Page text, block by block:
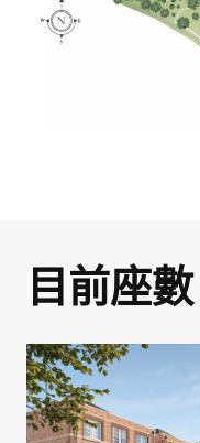
望這個系列對
一步了解我們
請填寫資料
姓氏
電郵*
保你的置業過
們，讓我們一
電郵*
電話號碼
目前座數
Steuart
即將完
在下面輸入姓
電郵*
電話號碼 *